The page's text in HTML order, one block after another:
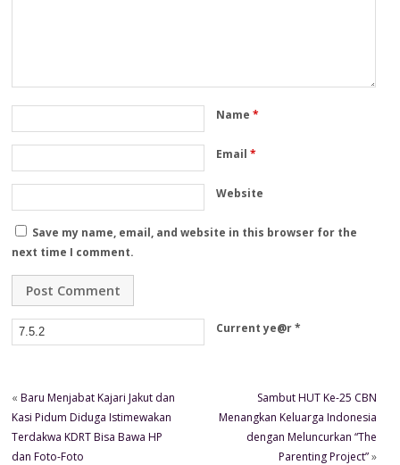
Name*
Email*
Website
Save my name, email, and website in this browser for the
next time I comment.
Current ye@r*
«Baru Menjabat Kajari Jakut dan
Kasi Pidum Diduga Istimewakan
Terdakwa KDRT Bisa Bawa HP
dan Foto-Foto
Sambut HUT Ke-25 CBN
Menangkan Keluarga Indonesia
dengan Meluncurkan “The
Parenting Project”»